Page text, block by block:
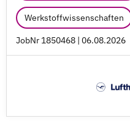
Werkstoffwissenschaften
JobNr 1850468 | 06.08.2026